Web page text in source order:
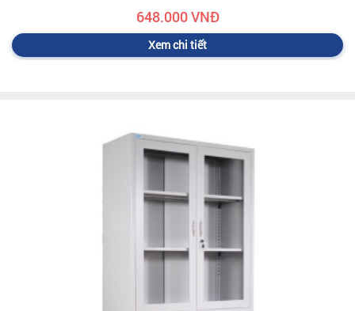
648.000 VNĐ
Xem chi tiết